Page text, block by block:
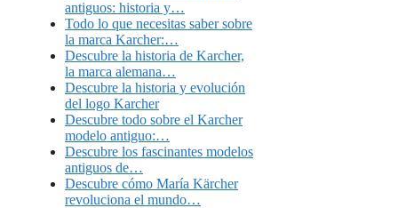
antiguos: historia y…
Todo lo que necesitas saber sobre
la marca Karcher:…
Descubre la historia de Karcher,
la marca alemana…
Descubre la historia y evolución
del logo Karcher
Descubre todo sobre el Karcher
modelo antiguo:…
Descubre los fascinantes modelos
antiguos de…
Descubre cómo María Kärcher
revoluciona el mundo…